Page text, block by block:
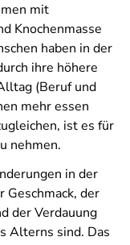
mit
Knochenmasse
haben in der
ihre höhere
(Beruf und
mehr essen
ist es für
nehmen.
in der
Geschmack, der
der Verdauung
Alterns sind. Das